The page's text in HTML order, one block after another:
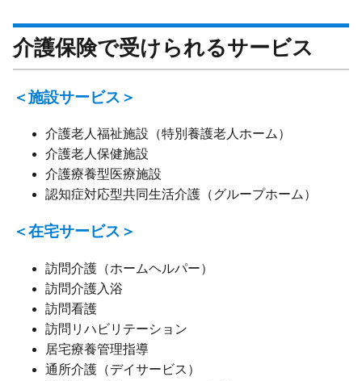
介護保険で受けられるサービス
＜施設サービス＞
介護老人福祉施設（特別養護老人ホーム）
介護老人保健施設
介護療養型医療施設
認知症対応型共同生活介護（グループホーム）
＜在宅サービス＞
訪問介護（ホームヘルパー）
訪問介護入浴
訪問看護
訪問リハビリテーション
居宅療養管理指導
通所介護（デイサービス）